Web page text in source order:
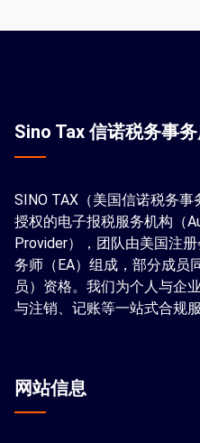
Sino Tax 信诺税务事
SINO TAX（美国信诺税务事
授权的电子报税服务机构（
Provider），团队由美国注
务师（EA）组成，部分成员
员）资格。我们为个人与企
与注销、记账等一站式合规
网站信息